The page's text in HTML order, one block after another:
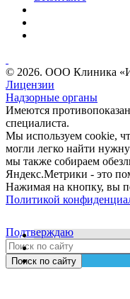
© 2026. ООО Клиника
Лицензии
Надзорные органы
Имеются
специалиста.
Мы используем cookie,
могли легко найти
мы также собираем
Яндекс.Метрики - это
Нажимая на кнопку, вы
Политикой
Подтверждаю
Поиск по сайту